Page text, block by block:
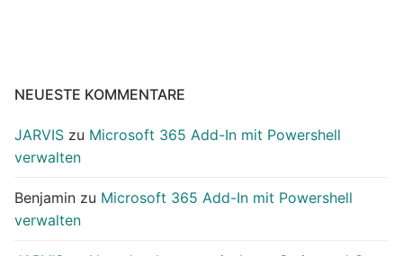
NEUESTE KOMMENTARE
JARVIS zu Microsoft 365 Add-In mit Powershell
verwalten
Benjamin zu Microsoft 365 Add-In mit Powershell
verwalten